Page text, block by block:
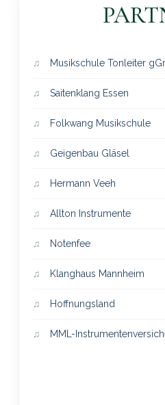
Musikschule Tonleiter
Saitenklang Essen
Folkwang Musikschule
Geigenbau Gläsel
Hermann Veeh
Allton Instrumente
Notenfee
Klanghaus Mannheim
Hoffnungsland
MML-